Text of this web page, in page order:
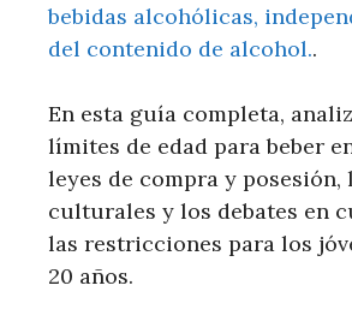
bebidas alcohólicas,
del contenido de alcohol..
En esta guía completa,
límites de edad para beber
leyes de compra y posesión,
culturales y los debates en
las restricciones para los
20 años.